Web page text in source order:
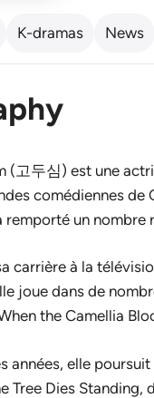
K-dramas News
(고두심) est une
comédiennes de
remporté un nombre
carrière à la
joue dans de
the Camellia
années, elle
Tree Dies Standing,